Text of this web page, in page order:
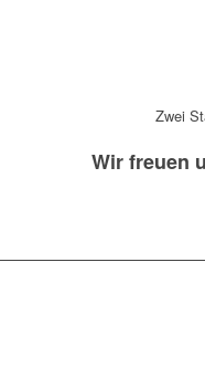
Zwei
Wir freuen